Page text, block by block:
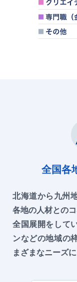
全国各
北海道から九州
各地の人材との
全国展開をして
ンなどの地域の
まざまなニーズ